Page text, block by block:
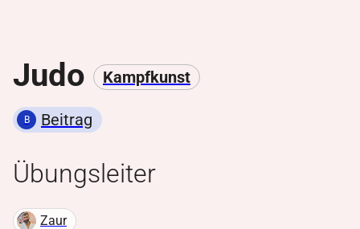
Judo Kampfkunst
B Beitrag
Übungsleiter
Zaur